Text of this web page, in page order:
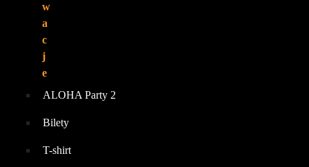
w
a
c
j
e
ALOHA Party 2
Bilety
T-shirt